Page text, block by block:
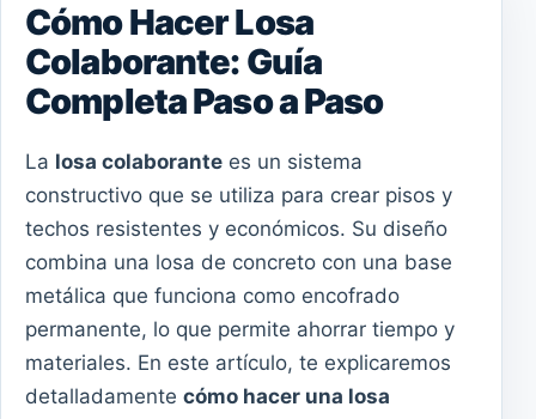
Cómo Hacer Losa
Colaborante: Guía
Completa Paso a Paso
La losa colaborante es un sistema
constructivo que se utiliza para crear pisos y
techos resistentes y económicos. Su diseño
combina una losa de concreto con una base
metálica que funciona como encofrado
permanente, lo que permite ahorrar tiempo y
materiales. En este artículo, te explicaremos
detalladamente cómo hacer una losa